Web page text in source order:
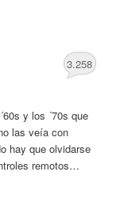
3.258
y los ´70s que
las veía con
hay que olvidarse
remotos…